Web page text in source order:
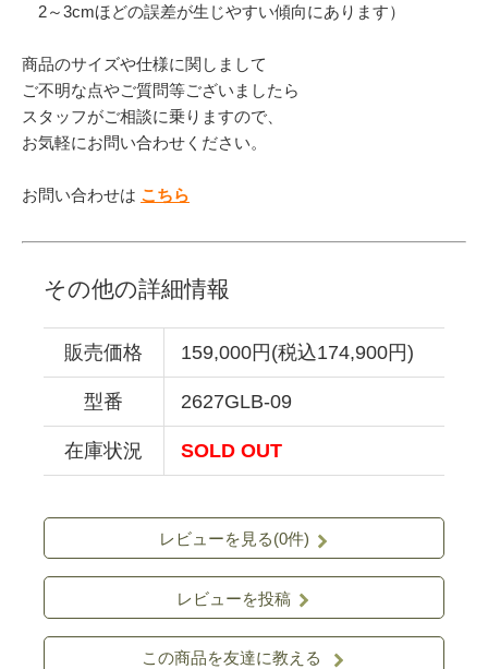
2～3cmほどの誤差が生じやすい傾向にあります）
商品のサイズや仕様に関しまして
ご不明な点やご質問等ございましたら
スタッフがご相談に乗りますので、
お気軽にお問い合わせください。
お問い合わせは こちら
その他の詳細情報
販売価格 159,000円(税込174,900円)
型番 2627GLB-09
在庫状況 SOLD OUT
レビューを見る(0件)
レビューを投稿
この商品を友達に教える